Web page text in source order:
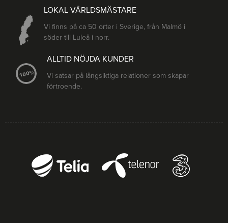
LOKAL VÄRLDSMÄSTARE
Vi finns på ca 50 orter i Sverige, från Malmö i
söder till Luleå i norr.
ALLTID NÖJDA KUNDER
Vi satsar på långsiktiga relationer som skapar
förtroende.